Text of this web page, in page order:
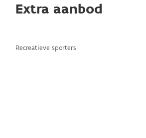
Extra aanbod
Recreatieve sporters